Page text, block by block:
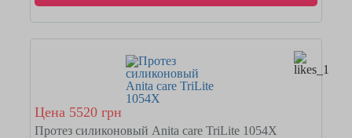
Цена 5520 грн
Протез силиконовый Anita care TriLite 1054X